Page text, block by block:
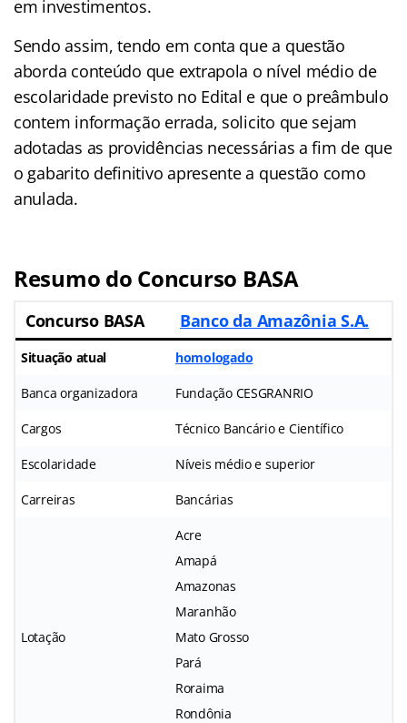
em investimentos.
Sendo assim, tendo em conta que a questão
aborda conteúdo que extrapola o nível médio de
escolaridade previsto no Edital e que o preâmbulo
contem informação errada, solicito que sejam
adotadas as providências necessárias a fim de que
o gabarito definitivo apresente a questão como
anulada.
Resumo do Concurso BASA
Concurso BASA Banco da Amazônia S.A.
Situação atual homologado
Banca organizadora Fundação CESGRANRIO
Cargos Técnico Bancário e Científico
Escolaridade Níveis médio e superior
Carreiras Bancárias
Lotação
Acre
Amapá
Amazonas
Maranhão
Mato Grosso
Pará
Roraima
Rondônia